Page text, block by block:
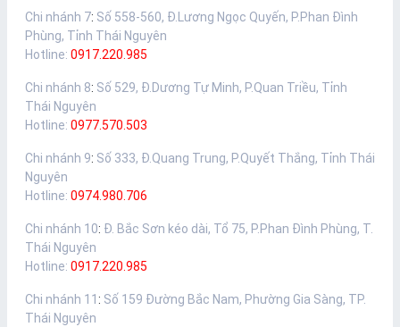
Chi nhánh 7: Số 558-560, Đ.Lương Ngọc Quyến, P.Phan Đình
Phùng, Tỉnh Thái Nguyên
Hotline: 0917.220.985
Chi nhánh 8: Số 529, Đ.Dương Tự Minh, P.Quan Triều, Tỉnh
Thái Nguyên
Hotline: 0977.570.503
Chi nhánh 9: Số 333, Đ.Quang Trung, P.Quyết Thắng, Tỉnh Thái
Nguyên
Hotline: 0974.980.706
Chi nhánh 10: Đ. Bắc Sơn kéo dài, Tổ 75, P.Phan Đình Phùng, T.
Thái Nguyên
Hotline: 0917.220.985
Chi nhánh 11 : Số 159 Đường Bắc Nam, Phường Gia Sàng, TP.
Thái Nguyên